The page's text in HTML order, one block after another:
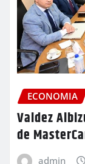
ECONOMIA
Valdez
de
admin